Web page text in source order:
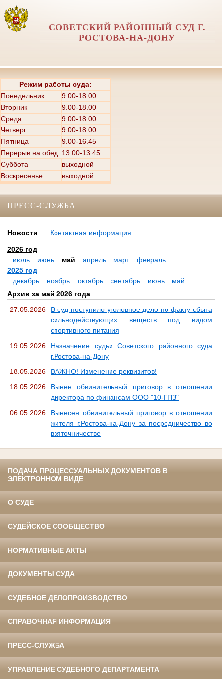
СОВЕТСКИЙ РАЙОННЫЙ СУД Г.
РОСТОВА-НА-ДОНУ
Режим работы суда:
Понедельник
9.00-18.00
Вторник
9.00-18.00
Среда
9.00-18.00
Четверг
9.00-18.00
Пятница
9.00-16.45
Перерыв на обед: 13.00-13.45
Суббота
выходной
Воскресенье
выходной
ПРЕСС-СЛУЖБА
Новости Контактная информация
2026 год
июль
июнь май апрель март
февраль
2025 год
декабрь
ноябрь октябрь сентябрь июнь
май
Архив за май 2026 года
27.05.2026
В суд поступило уголовное дело по факту сбыта
сильнодействующих веществ под видом
спортивного питания
19.05.2026
Назначение судьи Советского районного суда
г.Ростова-на-Дону
18.05.2026
ВАЖНО! Изменение реквизитов!
18.05.2026
Вынен обвинительный приговор в отношении
директора по финансам ООО "10-ГПЗ"
06.05.2026
Вынесен обвинительный приговор в отношении
жителя г.Ростова-на-Дону за посредничество во
взяточничестве
ПОДАЧА ПРОЦЕССУАЛЬНЫХ ДОКУМЕНТОВ В
ЭЛЕКТРОННОМ ВИДЕ
О СУДЕ
СУДЕЙСКОЕ СООБЩЕСТВО
НОРМАТИВНЫЕ АКТЫ
ДОКУМЕНТЫ СУДА
СУДЕБНОЕ ДЕЛОПРОИЗВОДСТВО
СПРАВОЧНАЯ ИНФОРМАЦИЯ
ПРЕСС-СЛУЖБА
УПРАВЛЕНИЕ СУДЕБНОГО ДЕПАРТАМЕНТА